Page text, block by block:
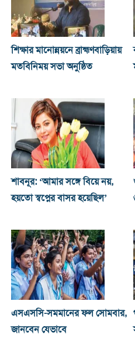
শিক্ষার মানোন্নয়নে ব্রাহ্মণবাড়িয়ায়
মতবিনিময় সভা অনুষ্ঠিত
শাবনূর: ‘আমার সঙ্গে বিয়ে নয়,
হয়তো স্বপ্নের বাসর হয়েছিল’
এসএসসি-সমমানের ফল সোমবার,
জানবেন যেভাবে